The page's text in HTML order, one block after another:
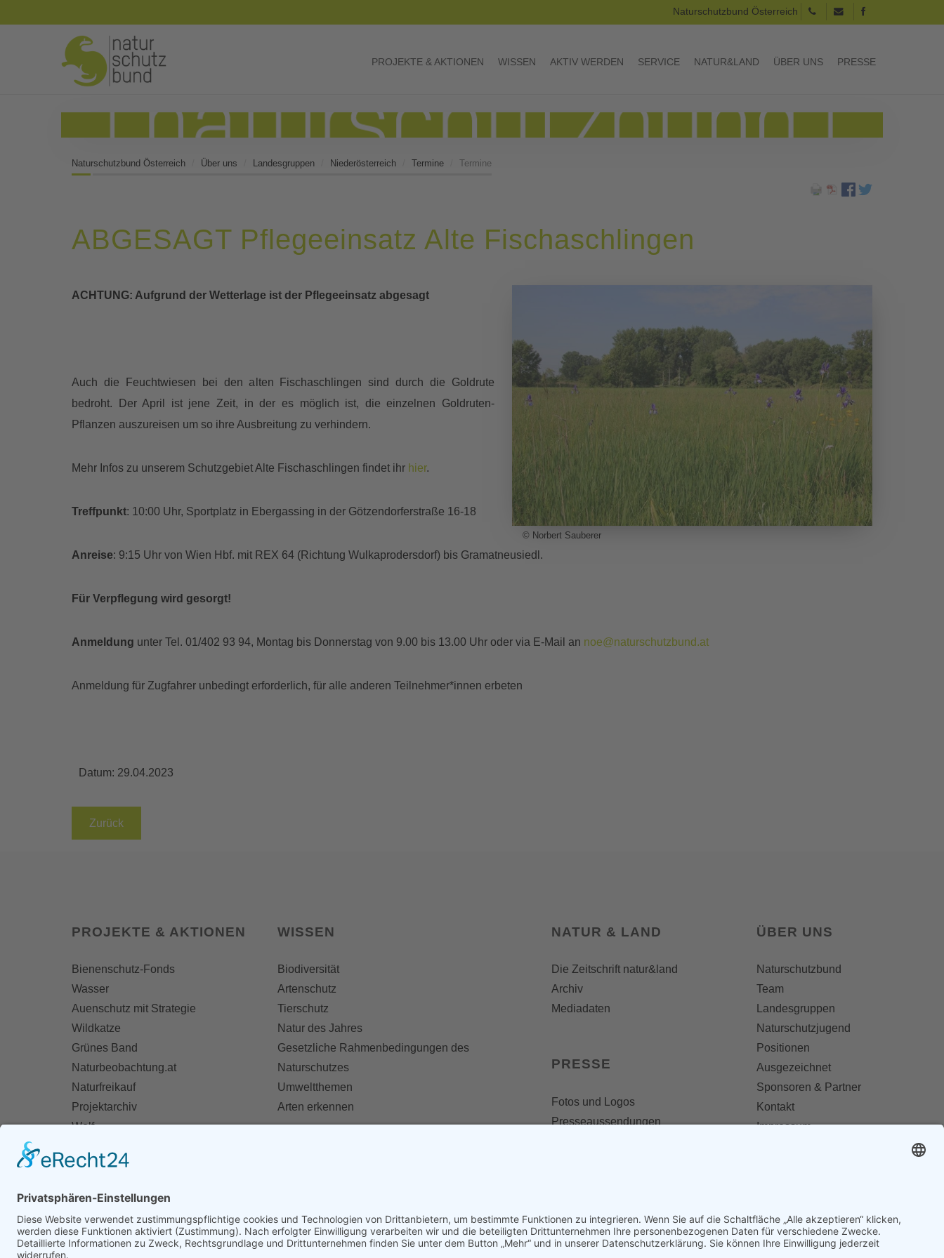
Naturschutzbund Österreich
PROJEKTE & AKTIONEN WISSEN AKTIV WERDEN SERVICE NATUR&LAND ÜBER UNS PRESSE
Naturschutzbund Österreich Über uns Landesgruppen Niederösterreich Termine Termine
ABGESAGT Pflegeeinsatz Alte Fischaschlingen
© Norbert Sauberer
ACHTUNG: Aufgrund der Wetterlage ist der Pflegeeinsatz abgesagt
Auch die Feuchtwiesen bei den alten Fischaschlingen sind durch die Goldrute
bedroht. Der April ist jene Zeit, in der es möglich ist, die einzelnen Goldruten-
Pflanzen auszureisen um so ihre Ausbreitung zu verhindern.
Mehr Infos zu unserem Schutzgebiet Alte Fischaschlingen findet ihr hier.
Treffpunkt: 10:00 Uhr, Sportplatz in Ebergassing in der Götzendorferstraße 16-18
Anreise: 9:15 Uhr von Wien Hbf. mit REX 64 (Richtung Wulkaprodersdorf) bis Gramatneusiedl.
Für Verpflegung wird gesorgt!
Anmeldung unter Tel. 01/402 93 94, Montag bis Donnerstag von 9.00 bis 13.00 Uhr oder via E-Mail an noe@naturschutzbund.at
Anmeldung für Zugfahrer unbedingt erforderlich, für alle anderen Teilnehmer*innen erbeten
Datum: 29.04.2023
Zurück
PROJEKTE & AKTIONEN
Bienenschutz-Fonds
Wasser
Auenschutz mit Strategie
Wildkatze
Grünes Band
Naturbeobachtung.at
Naturfreikauf
Projektarchiv
Wolf
WISSEN
Biodiversität
Artenschutz
Tierschutz
Natur des Jahres
Gesetzliche Rahmenbedingungen des
Naturschutzes
Umweltthemen
Arten erkennen
Spenden
Mitglied werden
NATUR & LAND
Die Zeitschrift natur&land
Archiv
Mediadaten
PRESSE
Fotos und Logos
Presseaussendungen
ÜBER UNS
Naturschutzbund
Team
Landesgruppen
Naturschutzjugend
Positionen
Ausgezeichnet
Sponsoren & Partner
Kontakt
Impressum